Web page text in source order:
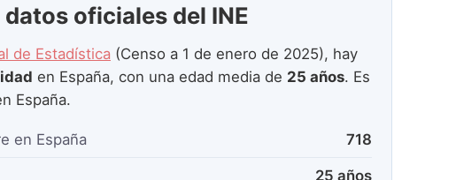
oficiales del INE
de Estadística (Censo a 1 de enero de 2025), hay
en España, con una edad media de 25 años. Es
España.
en España 718
25 años